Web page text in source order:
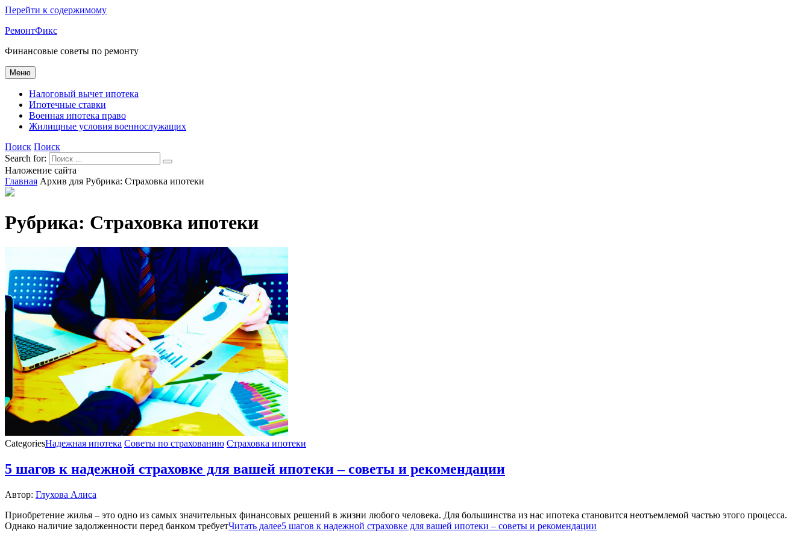
Перейти к содержимому
РемонтФикс
Финансовые советы по ремонту
Меню
Налоговый вычет ипотека
Ипотечные ставки
Военная ипотека право
Жилищные условия военнослужащих
Поиск Поиск
Search for:
Наложение сайта
Главная Архив для Рубрика: Страховка ипотеки
Рубрика: Страховка ипотеки
CategoriesНадежная ипотека Советы по страхованию Страховка ипотеки
5 шагов к надежной страховке для вашей ипотеки – советы и рекомендации
Автор: Глухова Алиса
Приобретение жилья – это одно из самых значительных финансовых решений в жизни любого человека. Для большинства из нас ипотека становится неотъемлемой частью этого процесса.
Однако наличие задолженности перед банком требуетЧитать далее5 шагов к надежной страховке для вашей ипотеки – советы и рекомендации